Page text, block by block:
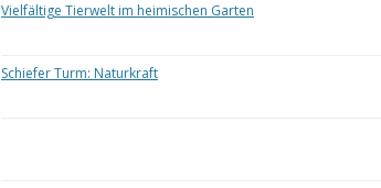
Vielfältige Tierwelt im heimischen Garten
Schiefer Turm: Naturkraft